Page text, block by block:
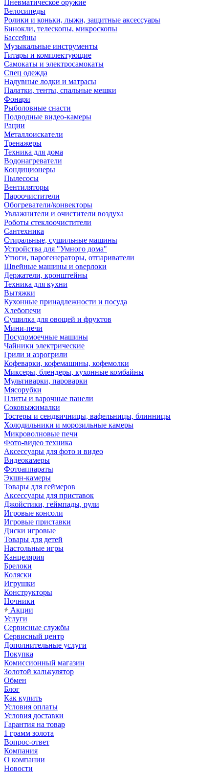
Пневматическое оружие
Велосипеды
Ролики и коньки, лыжи, защитные аксессуары
Бинокли, телескопы, микроскопы
Бассейны
Музыкальные инструменты
Гитары и комплектующие
Самокаты и электросамокаты
Спец одежда
Надувные лодки и матрасы
Палатки, тенты, спальные мешки
Фонари
Рыболовные снасти
Подводные видео-камеры
Рации
Металлоискатели
Тренажеры
Техника для дома
Водонагреватели
Кондиционеры
Пылесосы
Вентиляторы
Пароочистители
Обогреватели/конвекторы
Увлажнители и очистители воздуха
Роботы стеклоочистители
Сантехника
Стиральные, сушильные машины
Устройства для "Умного дома"
Утюги, парогенераторы, отпариватели
Швейные машины и оверлоки
Держатели, кронштейны
Техника для кухни
Вытяжки
Кухонные принадлежности и посуда
Хлебопечи
Сушилка для овощей и фруктов
Мини-печи
Посудомоечные машины
Чайники электрические
Грили и аэрогрили
Кофеварки, кофемашины, кофемолки
Миксеры, блендеры, кухонные комбайны
Мультиварки, пароварки
Мясорубки
Плиты и варочные панели
Соковыжималки
Тостеры и сендвичницы, вафельницы, блинницы
Холодильники и морозильные камеры
Микроволновые печи
Фото-видео техника
Аксессуары для фото и видео
Видеокамеры
Фотоаппараты
Экшн-камеры
Товары для геймеров
Аксессуары для приставок
Джойстики, геймпады, рули
Игровые консоли
Игровые приставки
Диски игровые
Товары для детей
Настольные игры
Канцелярия
Брелоки
Коляски
Игрушки
Конструкторы
Ночники
Акции
Услуги
Сервисные службы
Сервисный центр
Дополнительные услуги
Покупка
Комиссионный магазин
Золотой калькулятор
Обмен
Блог
Как купить
Условия оплаты
Условия доставки
Гарантия на товар
1 грамм золота
Вопрос-ответ
Компания
О компании
Новости